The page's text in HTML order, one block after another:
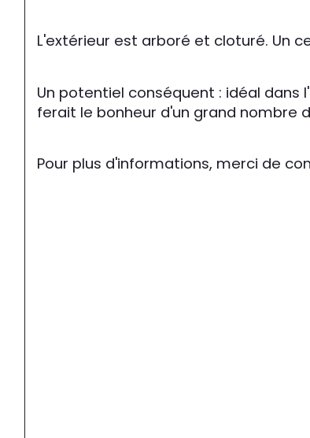
L'extérieur est arboré et cloturé. Un
Un potentiel conséquent : idéal
ferait le bonheur d'un grand nombre
Pour plus d'informations, merci de